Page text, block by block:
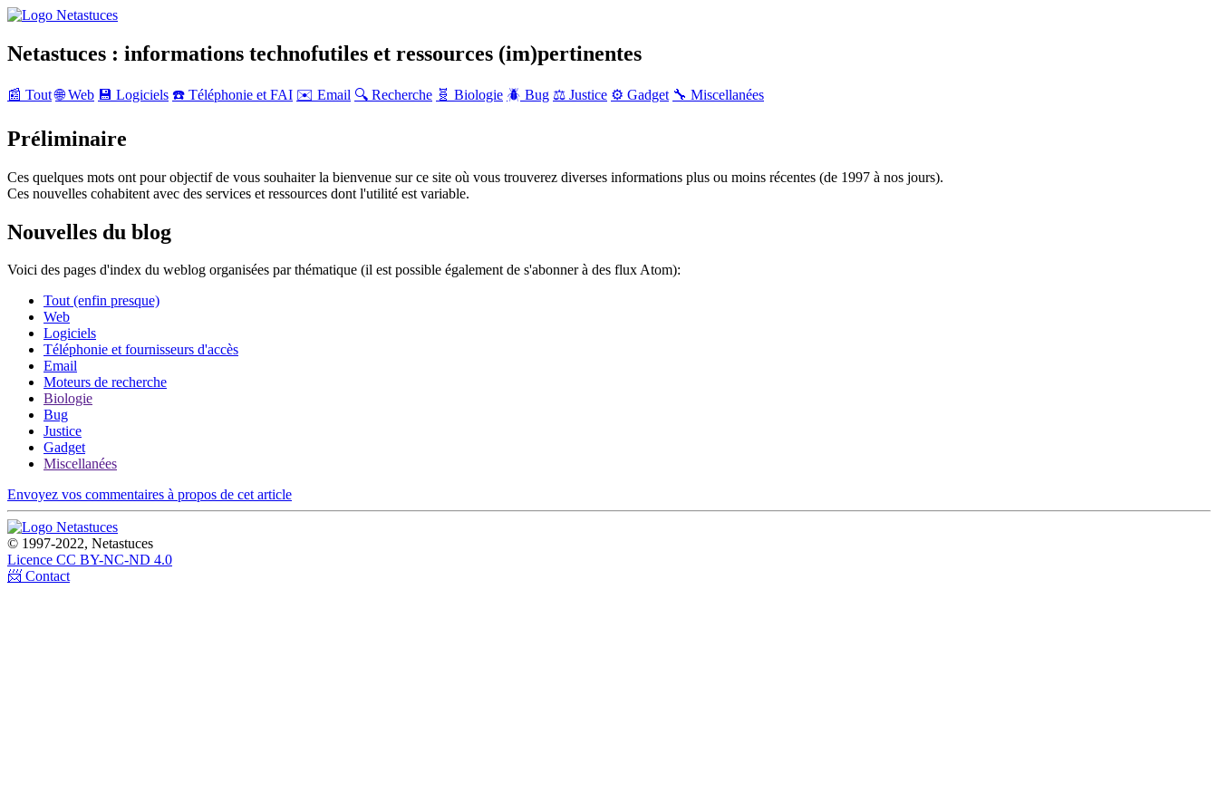
Netastuces : informations technofutiles et ressources (im)pertinentes
📰 Tout 🌐 Web 💾 Logiciels ☎️ Téléphonie et FAI ✉️ Email 🔍 Recherche 🧬 Biologie 🪲 Bug ⚖️ Justice ⚙️ Gadget 🔧 Miscellanées
Préliminaire
Ces quelques mots ont pour objectif de vous souhaiter la bienvenue sur ce site où vous trouverez diverses informations plus ou moins récentes (de 1997 à nos jours).
Ces nouvelles cohabitent avec des services et ressources dont l'utilité est variable.
Nouvelles du blog
Voici des pages d'index du weblog organisées par thématique (il est possible également de s'abonner à des flux Atom):
Tout (enfin presque)
Web
Logiciels
Téléphonie et fournisseurs d'accès
Email
Moteurs de recherche
Biologie
Bug
Justice
Gadget
Miscellanées
Envoyez vos commentaires à propos de cet article
© 1997-2022, Netastuces
Licence CC BY-NC-ND 4.0
📨 Contact